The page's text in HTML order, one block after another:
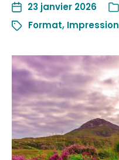
23 janvier 2026
Format, Impression